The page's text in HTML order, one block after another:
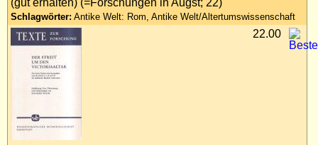
(gut erhalten) (=Forschungen in Augst; 22)
Schlagwörter: Antike Welt: Rom, Antike Welt/Altertumswissenschaft
22.00